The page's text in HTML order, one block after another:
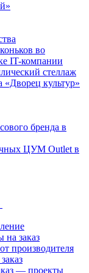
во
IT-компании
стеллаж
«Дворец культур»
бренда в
ЦУМ Outlet в
на заказ
производителя
— проекты